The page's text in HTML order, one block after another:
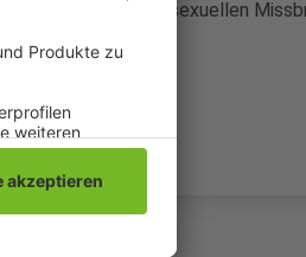
Verdachts des sexuellen